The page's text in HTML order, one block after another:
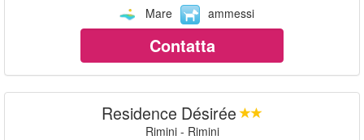
Mare
ammessi
Contatta
Residence Désirée
Rimini - Rimini